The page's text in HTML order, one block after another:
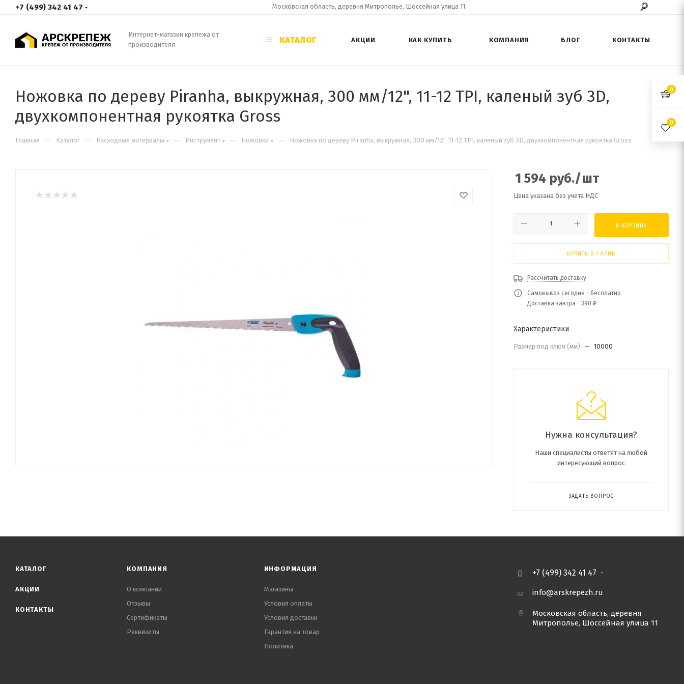
+7 (499) 342 41 47 Московская область, деревня Митрополье, Шоссейная улица 11
Интернет-магазин крепежа от
производителя
КАТАЛОГ АКЦИИ КАК КУПИТЬ КОМПАНИЯ БЛОГ КОНТАКТЫ
Ножовка по дереву Piranha, выкружная, 300 мм/12", 11-12 TPI, каленый зуб 3D,
двухкомпонентная рукоятка Gross
Главная — Каталог — Расходные материалы — Инструмент — Ножовки — Ножовка по дереву Piranha, выкружная, 300 мм/12", 11-12 TPI, каленый зуб 3D, двухкомпонентная рукоятка Gross
1 594 руб./шт
Цена указана без учета НДС
В КОРЗИНУ
КУПИТЬ В 1 КЛИК
Рассчитать доставку
Самовывоз сегодня - бесплатно
Доставка завтра - 390 ₽
Характеристики
Размер под ключ (мм) — 10000
Нужна консультация?
Наши специалисты ответят на любой
интересующий вопрос
ЗАДАТЬ ВОПРОС
КАТАЛОГ
АКЦИИ
КОНТАКТЫ
КОМПАНИЯ
О компании
Отзывы
Сертификаты
Реквизиты
ИНФОРМАЦИЯ
Магазины
Условия оплаты
Условия доставки
Гарантия на товар
Политика
+7 (499) 342 41 47
info@arskrepezh.ru
Московская область, деревня
Митрополье, Шоссейная улица 11
0
0